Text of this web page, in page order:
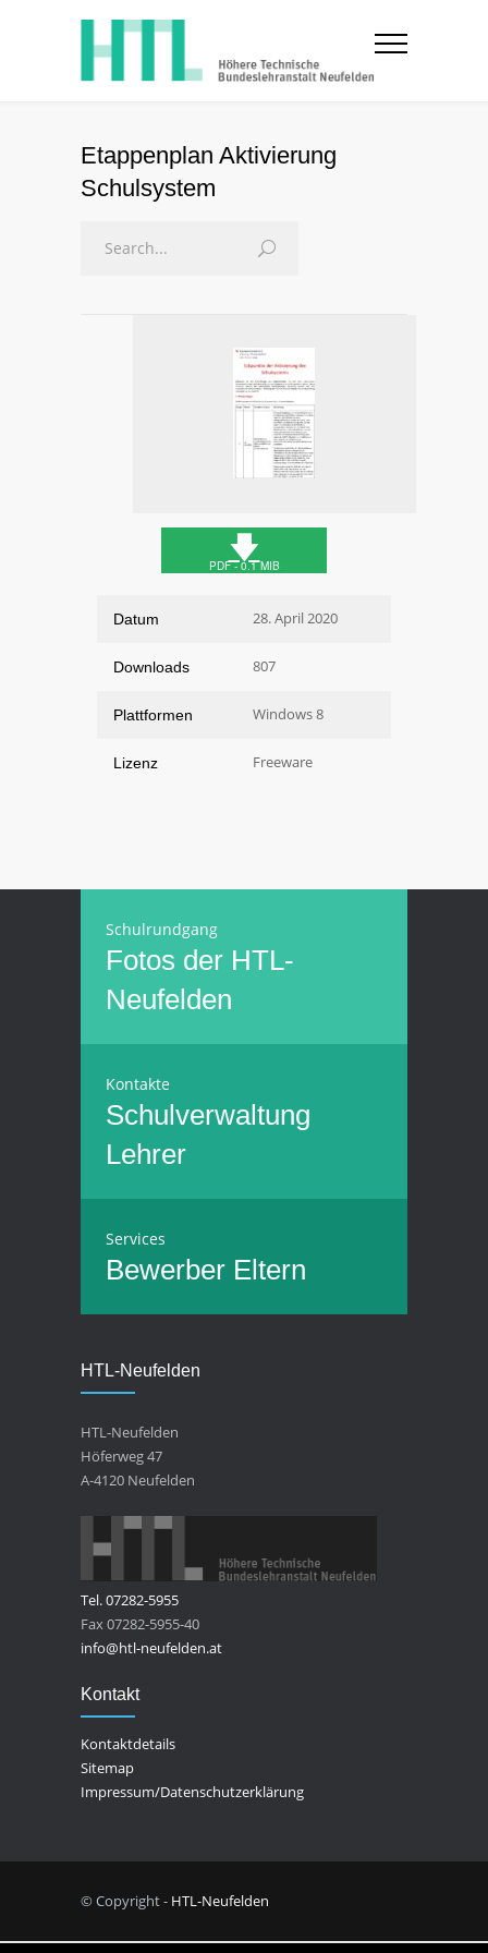
Etappenplan Aktivierung
Schulsystem
🡇
PDF - 0.1 MIB
Datum 28. April 2020
Downloads 807
Plattformen Windows 8
Lizenz Freeware
Schulrundgang
Fotos der HTL-
Neufelden
Kontakte
Schulverwaltung
Lehrer
Services
Bewerber Eltern
HTL-Neufelden
HTL-Neufelden
Höferweg 47
A-4120 Neufelden
Tel. 07282-5955
Fax 07282-5955-40
info@htl-neufelden.at
Kontakt
Kontaktdetails
Sitemap
Impressum/Datenschutzerklärung
© Copyright - HTL-Neufelden